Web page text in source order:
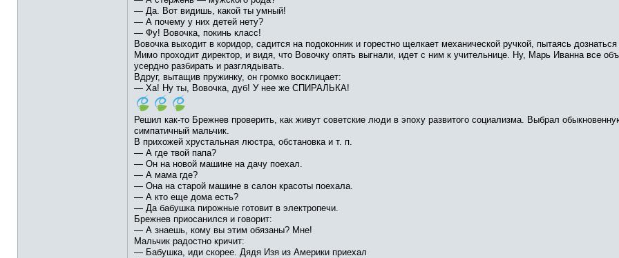
— Да. Вот видишь, какой ты умный!
— А почему у них детей нету?
— Фу! Вовочка, покинь класс!
Вовочка выходит в коридор, садится на подоконник и горестно щелкает механической ручкой, пытаясь
Мимо проходит директор, и видя, что Вовочку опять выгнали, идет с ним к учительнице. Ну, Марь Иванна все
усердно разбирать и разглядывать.
Вдруг, вытащив пружинку, он громко восклицает:
— Ха! Ну ты, Вовочка, дуб! У нее же СПИРАЛЬКА!
Решил как-то Брежнев проверить, как живут советские люди в эпоху развитого социализма. Выбрал
симпатичный мальчик.
В прихожей хрустальная люстра, обстановка и т. п.
— А где твой папа?
— Он на новой машине на дачу поехал.
— А мама где?
— Она на старой машине в салон красоты поехала.
— А кто еще дома есть?
— Да бабушка пирожные готовит в электропечи.
Брежнев приосанился и говорит:
— А знаешь, кому вы этим обязаны? Мне!
Мальчик радостно кричит:
— Бабушка, иди скорее. Дядя Изя из Америки приехал